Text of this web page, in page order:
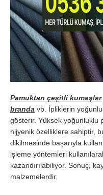
Pamuktan çeşitli kumaşlar
branda vb. İpliklerin
gösterir. Yüksek yoğunluklu
hijyenik özelliklere sahiptir,
dikilmesinde başarıyla
işleme yöntemleri
kazandırılabiliyor. Sonuç,
malzemelerdir.